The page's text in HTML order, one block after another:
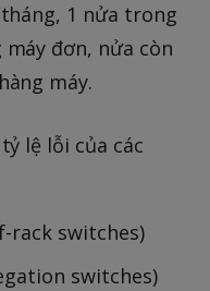
1 nửa trong
đơn, nửa còn
máy.
lệ lỗi của các
rack switches)
switches)